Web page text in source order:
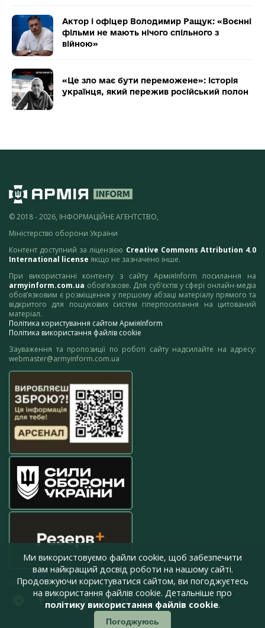
Актор і офіцер Володимир Ращук: «Воєнні
фільми не мають нічого спільного з
війною»
«Це зло має бути переможене»: історія
українця, який пережив російський полон
© 2018 - 2026, ІНФОРМАЦІЙНЕ АГЕНТСТВО,
Міністерство оборони України
Контент доступний за ліцензією Creative Commons Attribution 4.0
International license якщо не зазначено інше.
При використанні контенту з сайту АрміяInform посилання на
armyinform.com.ua обов’язкове. Для суб’єктів у сфері онлайн-медіа
обов’язковим є розміщення у першому абзаці матеріалу прямого та
відкритого для пошукових систем гіперпосилання на цитований
матеріал.
Політика користування сайтом АрміяInform
Політика використання файлів cookie
Зауваження та пропозиції по роботі сайту надсилайте на адресу:
webmaster@armyinform.com.ua
press@armyinform.com.ua
Ми використовуємо файли cookie, щоб забезпечити
вам найкращий досвід роботи на нашому сайті.
Продовжуючи користуватися сайтом, ви погоджуєтесь
на використання файлів cookie. Детальніше про
політику використання файлів cookie.
Погоджуюсь